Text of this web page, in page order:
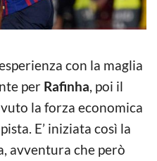
con la maglia
per Rafinha, poi il
la forza economica
E’ iniziata così la
avventura che però